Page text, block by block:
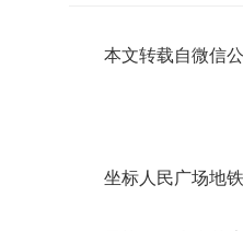
本文转载自微信公
坐标人民广场地